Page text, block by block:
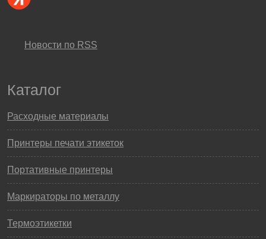
Новости по RSS
Каталог
Расходные материалы
Принтеры печати этикеток
Портативные принтеры
Маркираторы по металлу
Термоэтикетки